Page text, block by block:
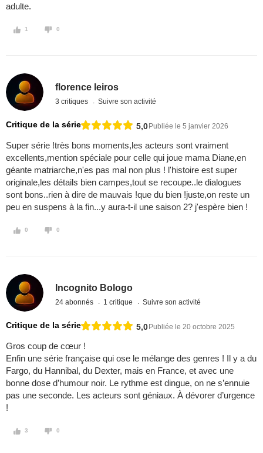
adulte.
1 0
florence leiros
3 critiques Suivre son activité
Critique de la série 5,0 Publiée le 5 janvier 2026
Super série !très bons moments,les acteurs sont vraiment
excellents,mention spéciale pour celle qui joue mama Diane,en
géante matriarche,n'es pas mal non plus ! l'histoire est super
originale,les détails bien campes,tout se recoupe..le dialogues
sont bons..rien à dire de mauvais !que du bien !juste,on reste un
peu en suspens à la fin...y aura-t-il une saison 2? j'espère bien !
0 0
Incognito Bologo
24 abonnés 1 critique Suivre son activité
Critique de la série 5,0 Publiée le 20 octobre 2025
Gros coup de cœur !
Enfin une série française qui ose le mélange des genres ! Il y a du
Fargo, du Hannibal, du Dexter, mais en France, et avec une
bonne dose d’humour noir. Le rythme est dingue, on ne s’ennuie
pas une seconde. Les acteurs sont géniaux. À dévorer d’urgence
!
3 0